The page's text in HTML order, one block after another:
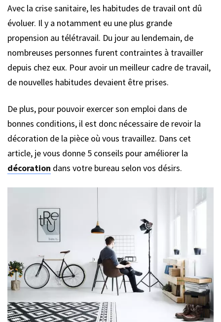
Avec la crise sanitaire, les habitudes de travail ont dû
évoluer. Il y a notamment eu une plus grande
propension au télétravail. Du jour au lendemain, de
nombreuses personnes furent contraintes à travailler
depuis chez eux. Pour avoir un meilleur cadre de travail,
de nouvelles habitudes devaient être prises.
De plus, pour pouvoir exercer son emploi dans de
bonnes conditions, il est donc nécessaire de revoir la
décoration de la pièce où vous travaillez. Dans cet
article, je vous donne 5 conseils pour améliorer la
décoration dans votre bureau selon vos désirs.